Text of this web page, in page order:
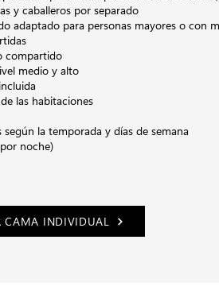
y caballeros por separado
adaptado para personas mayores o con
compartido
medio y alto
las habitaciones
según la temporada y días de semana
noche)
CAMA INDIVIDUAL